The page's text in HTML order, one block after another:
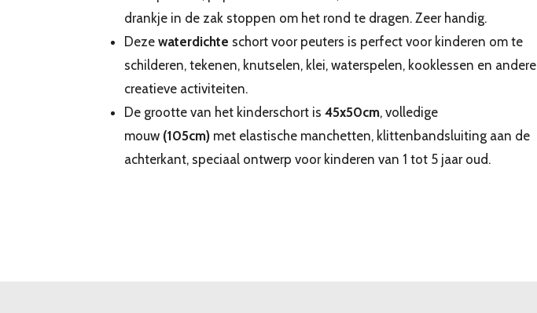
drankje in de zak stoppen om het rond te dragen. Zeer handig.
Deze waterdichte schort voor peuters is perfect voor kinderen om te
schilderen, tekenen, knutselen, klei, waterspelen, kooklessen en andere
creatieve activiteiten.
De grootte van het kinderschort is 45x50cm, volledige
mouw (105cm) met elastische manchetten, klittenbandsluiting aan de
achterkant, speciaal ontwerp voor kinderen van 1 tot 5 jaar oud.